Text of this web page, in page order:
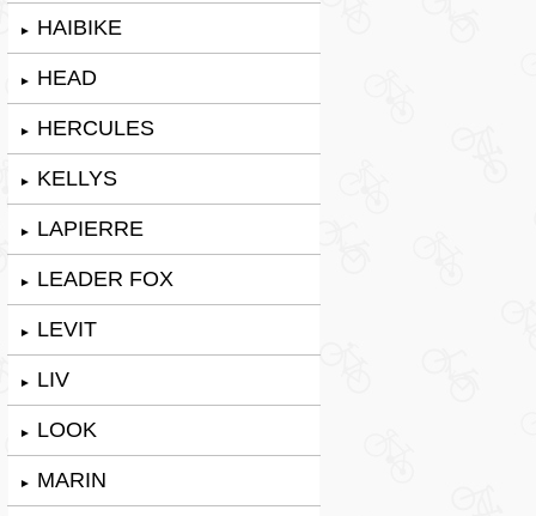
► HAIBIKE
► HEAD
► HERCULES
► KELLYS
► LAPIERRE
► LEADER FOX
► LEVIT
► LIV
► LOOK
► MARIN